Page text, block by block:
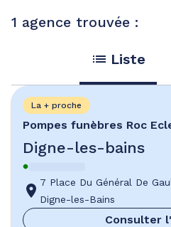
1 agence trouvée :
Liste
Pompes funèbres Roc
Digne-les-bains
La + proche
7 Place Du Général De
Digne-les-Bains
Consulter